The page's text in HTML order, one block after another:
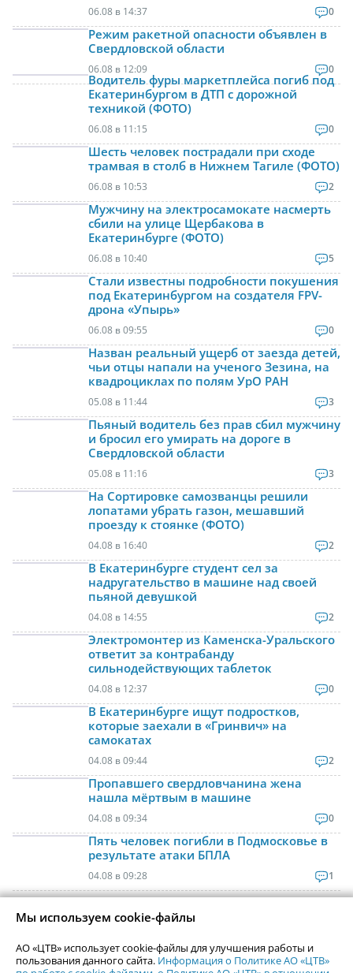
06.08 в 14:37 0
Режим ракетной опасности объявлен в
Свердловской области
06.08 в 12:09 0
Водитель фуры маркетплейса погиб под
Екатеринбургом в ДТП с дорожной
техникой (ФОТО)
06.08 в 11:15 0
Шесть человек пострадали при сходе
трамвая в столб в Нижнем Тагиле (ФОТО)
06.08 в 10:53 2
Мужчину на электросамокате насмерть
сбили на улице Щербакова в
Екатеринбурге (ФОТО)
06.08 в 10:40 5
Стали известны подробности покушения
под Екатеринбургом на создателя FPV-
дрона «Упырь»
06.08 в 09:55 0
Назван реальный ущерб от заезда детей,
чьи отцы напали на ученого Зезина, на
квадроциклах по полям УрО РАН
05.08 в 11:44 3
Пьяный водитель без прав сбил мужчину
и бросил его умирать на дороге в
Свердловской области
05.08 в 11:16 3
На Сортировке самозванцы решили
лопатами убрать газон, мешавший
проезду к стоянке (ФОТО)
04.08 в 16:40 2
В Екатеринбурге студент сел за
надругательство в машине над своей
пьяной девушкой
04.08 в 14:55 2
Электромонтер из Каменска-Уральского
ответит за контрабанду
сильнодействующих таблеток
04.08 в 12:37 0
В Екатеринбурге ищут подростков,
которые заехали в «Гринвич» на
самокатах
04.08 в 09:44 2
Пропавшего свердловчанина жена
нашла мёртвым в машине
04.08 в 09:34 0
Пять человек погибли в Подмосковье в
результате атаки БПЛА
04.08 в 09:28 1
Реклама на Uralweb
webmaster@uralweb.ru
Мы используем cookie-файлы
АО «ЦТВ» использует cookie-файлы для улучшения работы и
пользования данного сайта. Информация о Политике АО «ЦТВ»